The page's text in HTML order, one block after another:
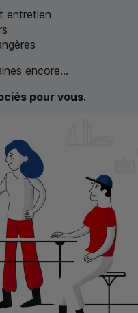
entretien
encore...
pour vous.